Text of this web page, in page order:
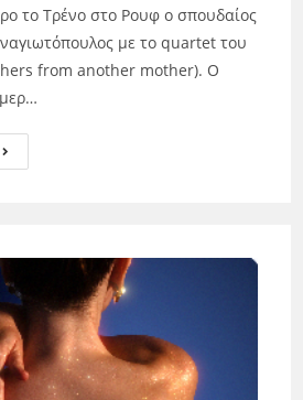
το Τρένο στο Ρουφ ο σπουδαίος
με το quartet του
from another mother). Ο